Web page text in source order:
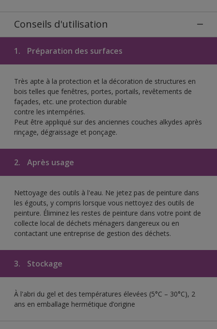
Conseils d'utilisation
1. Préparation des surfaces
Très apte à la protection et la décoration de structures en
bois telles que fenêtres, portes, portails, revêtements de
façades, etc. une protection durable
contre les intempéries.
Peut être appliqué sur des anciennes couches alkydes après
rinçage, dégraissage et ponçage.
2. Après usage
Nettoyage des outils à l'eau. Ne jetez pas de peinture dans
les égouts, y compris lorsque vous nettoyez des outils de
peinture. Éliminez les restes de peinture dans votre point de
collecte local de déchets ménagers dangereux ou en
contactant une entreprise de gestion des déchets.
3. Stockage
À l'abri du gel et des températures élevées (5°C – 30°C), 2
ans en emballage hermétique d’origine